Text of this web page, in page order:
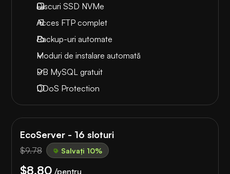
Discuri SSD NVMe
Acces FTP complet
Backup-uri automate
Moduri de instalare automată
DB MySQL gratuit
DDoS Protection
EcoServer - 16 sloturi
$9.78 Salvați 10%
$8.80 /pentru